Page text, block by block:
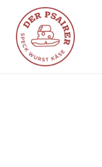
contenuto
principale